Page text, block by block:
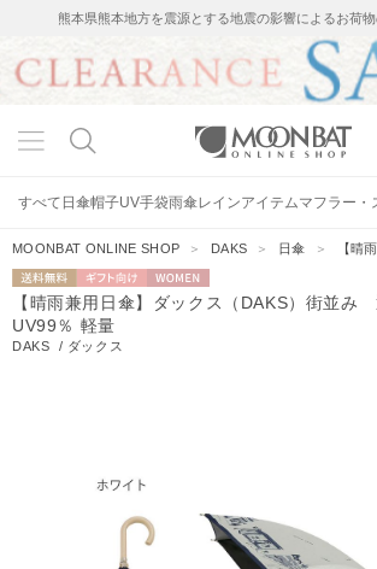
熊本県熊本地方を震源とする地震の影響によるお荷
すべて 日傘帽子UV手袋雨傘レインアイテムマフラー・
MOONBAT ONLINE SHOP ＞ DAKS ＞ 日傘 ＞ 【晴
送料無料 ギフト向
け
WOMEN
【晴雨兼用日傘】ダックス（DAKS）街並み
UV99％ 軽量
DAKS / ダックス